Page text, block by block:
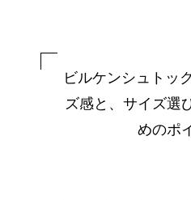
ビルケンシュトッ
ズ感と、サイズ選
めのポ